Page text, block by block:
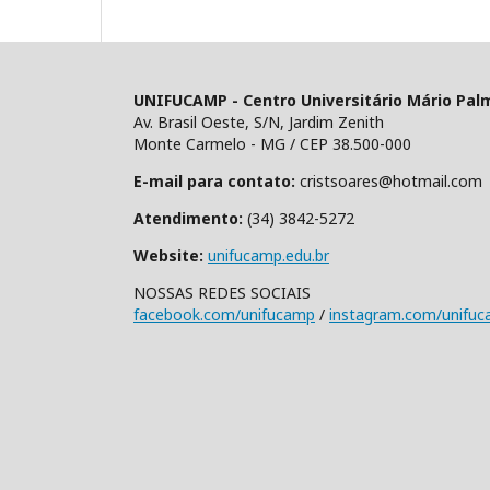
UNIFUCAMP - Centro Universitário Mário
Av. Brasil Oeste, S/N, Jardim Zenith
Monte Carmelo - MG / CEP 38.500-000
E-mail para contato: cristsoares@hotmail.com
Atendimento: (34) 3842-5272
Website: unifucamp.edu.br
NOSSAS REDES SOCIAIS
facebook.com/unifucamp / instagram.com/